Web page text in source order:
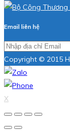
Email liên hệ
Copyright © 2015
X